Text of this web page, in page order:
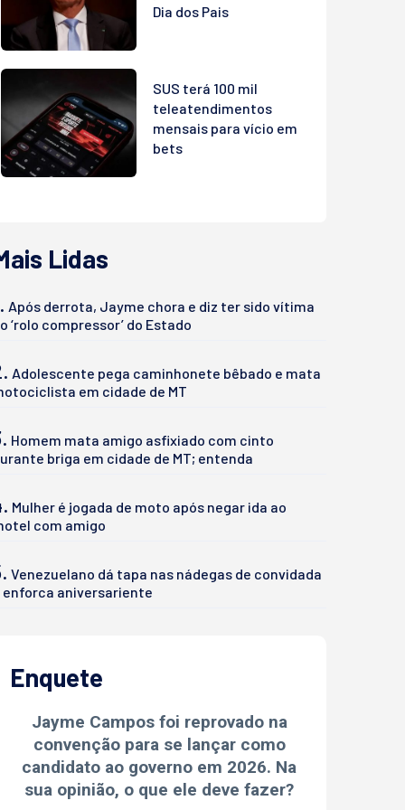
Dia dos Pais
SUS terá 100 mil
teleatendimentos
mensais para vício em
bets
Lidas
Após derrota, Jayme chora e diz ter sido vítima
‘rolo compressor’ do Estado
Adolescente pega caminhonete bêbado e mata
em cidade de MT
Homem mata amigo asfixiado com cinto
briga em cidade de MT; entenda
Mulher é jogada de moto após negar ida ao
com amigo
Venezuelano dá tapa nas nádegas de convidada
enforca aniversariente
Enquete
Jayme Campos foi reprovado na
convenção para se lançar como
candidato ao governo em 2026. Na
sua opinião, o que ele deve fazer?